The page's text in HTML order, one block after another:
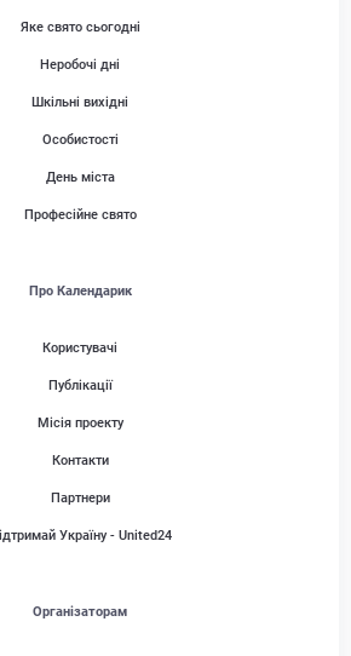
Яке свято сьогодні
Неробочі дні
Шкільні вихідні
Особистості
День міста
Професійне свято
Про Календарик
Користувачі
Публікації
Місія проекту
Контакти
Партнери
Україну - United24
Організаторам